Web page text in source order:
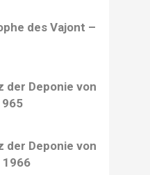
des Vajont –
der Deponie von
der Deponie von
1966